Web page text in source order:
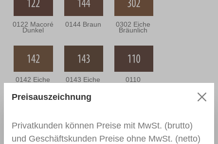
0122 Macoré
Dunkel
0144 Braun 0302 Eiche
Bräunlich
0142 Eiche
Mittel
0143 Eiche
Dunkel
0110
Nussbaum
0111
Nussbaum
0166 Wenge 0164
Nussbaum
Preisauszeichnung
Privatkunden können Preise mit MwSt. (brutto)
und Geschäftskunden Preise ohne MwSt. (netto)